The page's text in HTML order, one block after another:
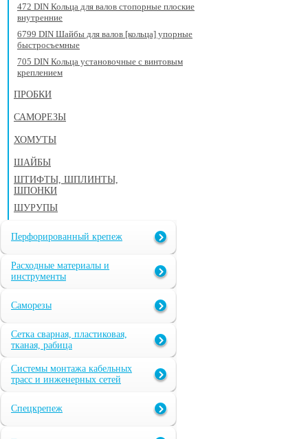
472 DIN Кольца для валов стопорные плоские
внутренние
6799 DIN Шайбы для валов [кольца] упорные
быстросъемные
705 DIN Кольца установочные с винтовым
креплением
ПРОБКИ
САМОРЕЗЫ
ХОМУТЫ
ШАЙБЫ
ШТИФТЫ, ШПЛИНТЫ,
ШПОНКИ
ШУРУПЫ
Перфорированный крепеж
Расходные материалы и
инструменты
Саморезы
Сетка сварная, пластиковая,
тканая, рабица
Системы монтажа кабельных
трасс и инженерных сетей
Спецкрепеж